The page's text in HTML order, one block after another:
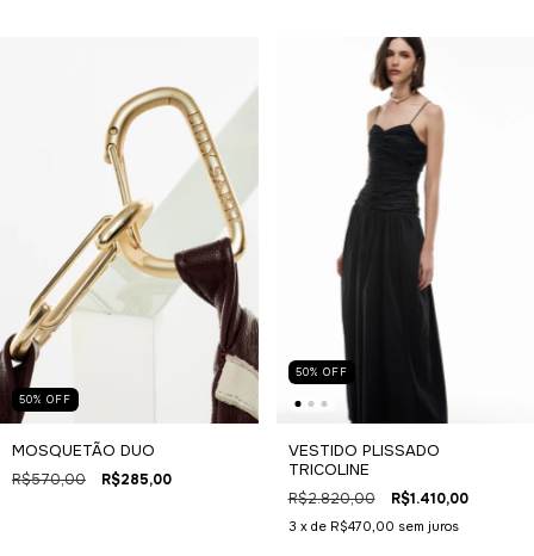
50% OFF
MOSQUETÃO DUO
R$570,00 R$285,00
50% OFF
VESTIDO PLISSADO
TRICOLINE
R$2.820,00 R$1.410,00
3 x de R$470,00 sem juros